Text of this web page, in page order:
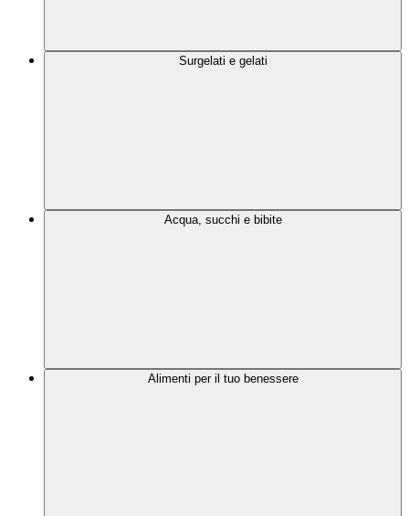
Surgelati e gelati
Acqua, succhi e bibite
Alimenti per il tuo benessere